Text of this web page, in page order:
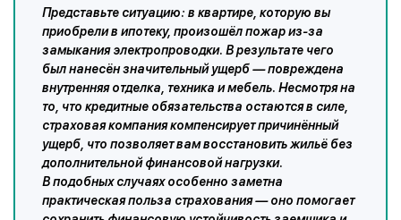
Представьте ситуацию: в квартире, которую вы
приобрели в ипотеку, произошёл пожар из-за
замыкания электропроводки. В результате чего
был нанесён значительный ущерб — повреждена
внутренняя отделка, техника и мебель. Несмотря на
то, что кредитные обязательства остаются в силе,
страховая компания компенсирует причинённый
ущерб, что позволяет вам восстановить жильё без
дополнительной финансовой нагрузки.
В подобных случаях особенно заметна
практическая польза страхования — оно помогает